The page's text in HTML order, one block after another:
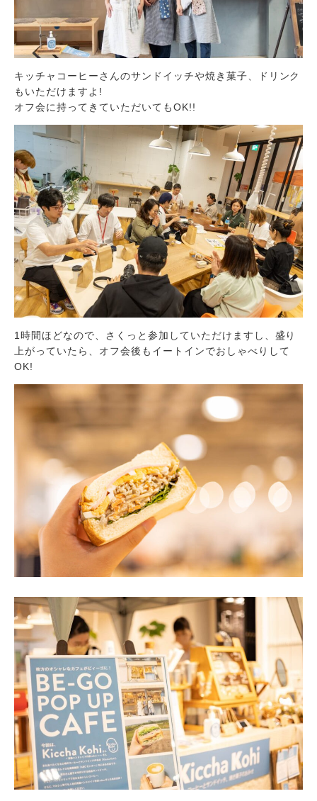
キッチャコーヒーさんのサンドイッチや焼き菓子、ドリンク
もいただけますよ!
オフ会に持ってきていただいてもOK!!
1時間ほどなので、さくっと参加していただけますし、盛り
上がっていたら、オフ会後もイートインでおしゃべりして
OK!